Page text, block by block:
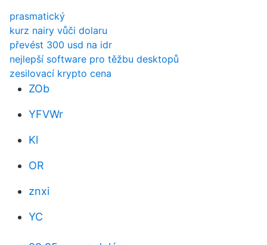
prasmatický
kurz nairy vůči dolaru
převést 300 usd na idr
nejlepší software pro těžbu desktopů
zesilovací krypto cena
ZOb
YFVWr
Kl
OR
znxi
YC